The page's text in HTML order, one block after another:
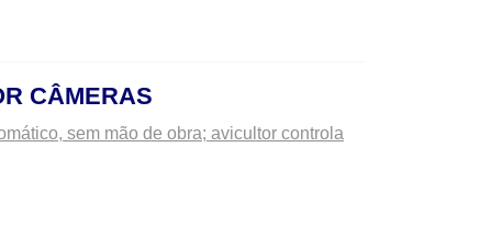
CÂMERAS
sem mão de obra; avicultor controla